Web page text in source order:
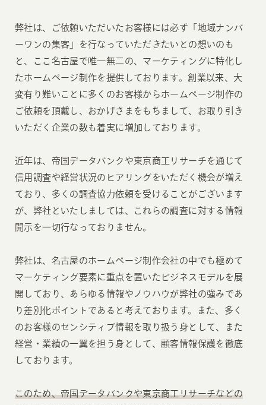
弊社は、ご依頼いただいたお客様には必ず「地域ナンバ
ーワンの集客」を行なっていただきたいとの想いのも
と、ここ名古屋で唯一無二の、マーケティングに特化し
たホームページ制作を提供しております。創業以来、大
変有り難いことに多くのお客様からホームページ制作の
ご依頼を頂戴し、おかげさまをもちまして、お取り引き
いただく企業の数も着実に増加しております。
近年は、帝国データバンクや東京商工リサーチを通じて
信用調査や経営状況のヒアリングをいただく機会が増え
ており、多くの調査協力依頼を受けることがございます
が、弊社といたしましては、これらの調査に対する情報
開示を一切行なっておりません。
弊社は、名古屋のホームページ制作会社の中でも極めて
マーケティング要素に重点を置いたビジネスモデルを展
開しており、あらゆる情報やノウハウが弊社の強みであ
り差別化ポイントであると考えております。また、多く
のお客様のセンシティブ情報を取り扱う身として、また
経営・業績の一翼を担う身として、顧客情報保護を徹底
しております。
このため、帝国データバンクや東京商工リサーチなどの